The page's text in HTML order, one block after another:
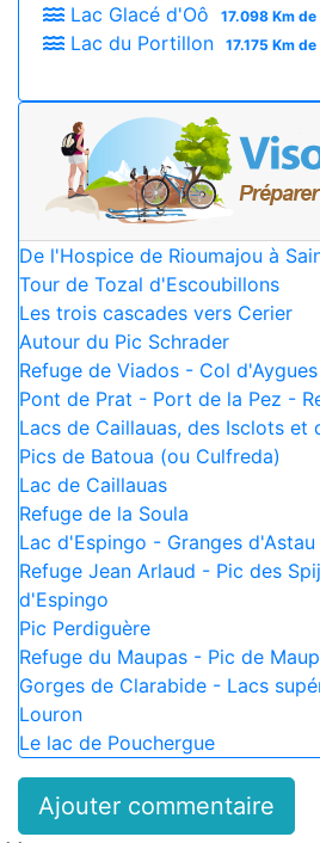
Lac Glacé d'Oô 17.098 Km
Lac du Portillon 17.175 Km
De l'Hospice de Rioumajou à
Tour de Tozal d'Escoubillons
Les trois cascades vers Cerier
Autour du Pic Schrader
Refuge de Viados - Col
Pont de Prat - Port de la Pez -
Lacs de Caillauas, des Isclots et
Pics de Batoua (ou Culfreda)
Lac de Caillauas
Refuge de la Soula
Lac d'Espingo - Granges d'Astau
Refuge Jean Arlaud - Pic des
d'Espingo
Pic Perdiguère
Refuge du Maupas - Pic de
Gorges de Clarabide - Lacs
Louron
Le lac de Pouchergue
Ajouter commentaire